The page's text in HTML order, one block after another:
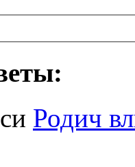
Родич